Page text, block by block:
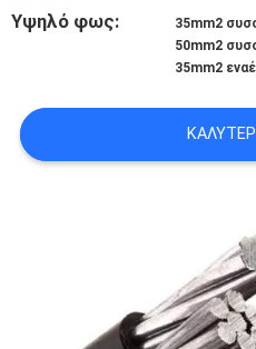
ΑΠΌΣΠΑΣΜΑ
Υψηλό φως: 35mm2
50mm2
35mm2